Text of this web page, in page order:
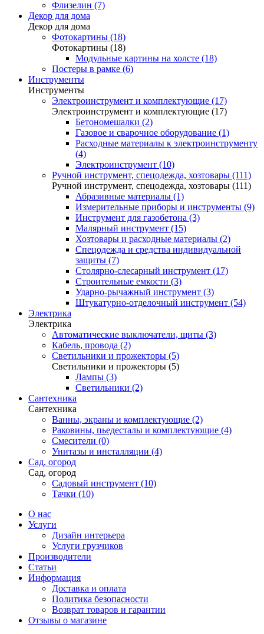
Флизелин (7)
Декор для дома
Декор для дома
Фотокартины (18)
Фотокартины (18)
Модульные картины на холсте (18)
Постеры в рамке (6)
Инструменты
Инструменты
Электроинструмент и комплектующие (17)
Электроинструмент и комплектующие (17)
Бетономешалки (2)
Газовое и сварочное оборудование (1)
Расходные материалы к электроинструменту
(4)
Электроинструмент (10)
Ручной инструмент, спецодежда, хозтовары (111)
Ручной инструмент, спецодежда, хозтовары (111)
Абразивные материалы (1)
Измерительные приборы и инструменты (9)
Инструмент для газобетона (3)
Малярный инструмент (15)
Хозтовары и расходные материалы (2)
Спецодежда и средства индивидуальной
защиты (7)
Столярно-слесарный инструмент (17)
Строительные емкости (3)
Ударно-рычажный инструмент (3)
Штукатурно-отделочный инструмент (54)
Электрика
Электрика
Автоматические выключатели, щиты (3)
Кабель, провода (2)
Светильники и прожекторы (5)
Светильники и прожекторы (5)
Лампы (3)
Светильники (2)
Сантехника
Сантехника
Ванны, экраны и комплектующие (2)
Раковины, пьедесталы и комплектующие (4)
Смесители (0)
Унитазы и инсталляции (4)
Сад, огород
Сад, огород
Садовый инструмент (10)
Тачки (10)
О нас
Услуги
Дизайн интерьера
Услуги грузчиков
Производители
Статьи
Информация
Доставка и оплата
Политика безопасности
Возврат товаров и гарантии
Отзывы о магазине